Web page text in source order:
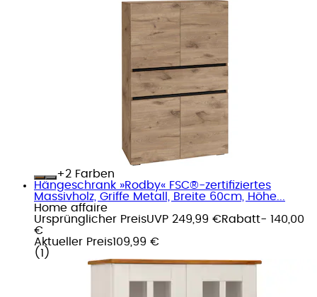
+
Farben
Hängeschrank »Rodby« FSC®-zertifiziertes
Massivholz, Griffe Metall, Breite 60cm, Höhe...
Home affaire
Ursprünglicher PreisUVP 249,99 €Rabatt- 140,00
€
Aktueller Preis109,99 €
( 1 )